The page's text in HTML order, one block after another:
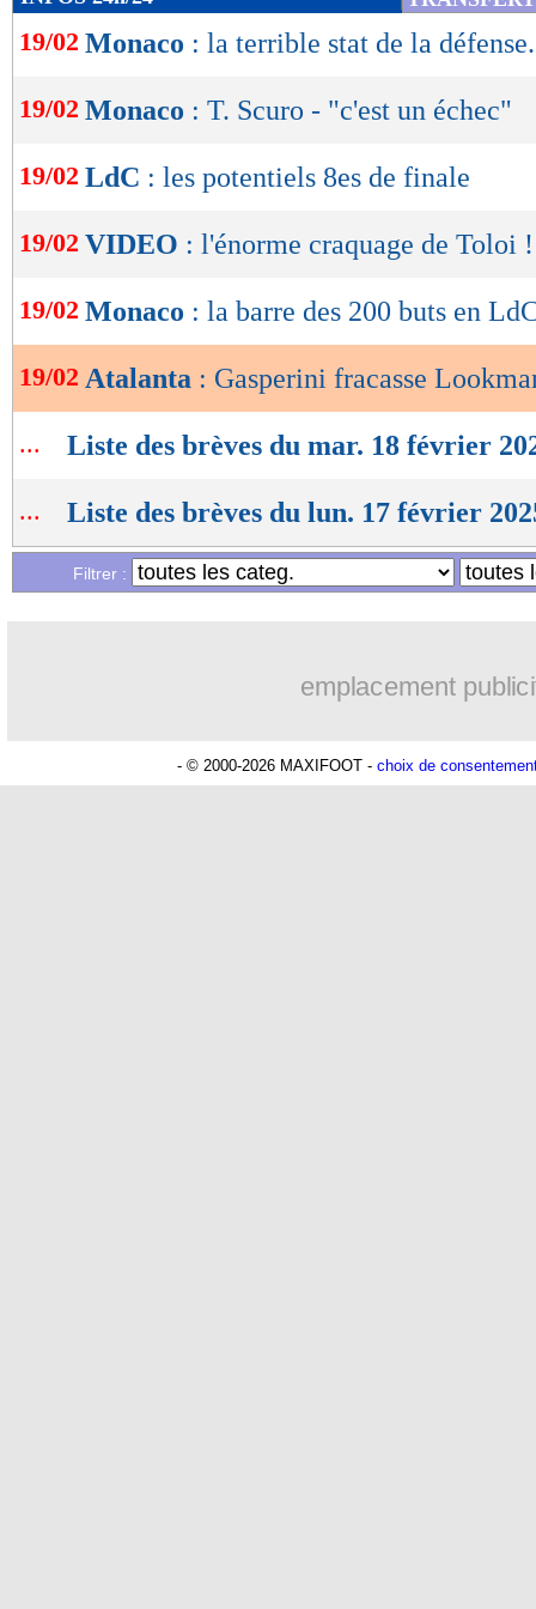
de
lecture
OK
19/02 Monaco : la terrible stat de la
19/02 Monaco : T. Scuro - "c'est un échec"
19/02 LdC : les potentiels 8es de finale
19/02 VIDEO : l'énorme craquage de Toloi !
19/02 Monaco : la barre des 200 buts en
19/02 Atalanta : Gasperini fracasse
... Liste des brèves du mar. 18 février
... Liste des brèves du lun. 17 février
Filtrer :
emplacement
- © 2000-2026 MAXIFOOT - choix de